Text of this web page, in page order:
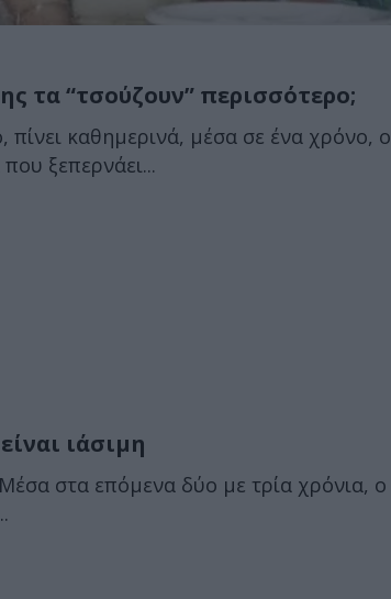
τα “τσούζουν” περισσότερο;
καθημερινά, μέσα σε ένα χρόνο, ο
ξεπερνάει...
ιάσιμη
στα επόμενα δύο με τρία χρόνια, ο